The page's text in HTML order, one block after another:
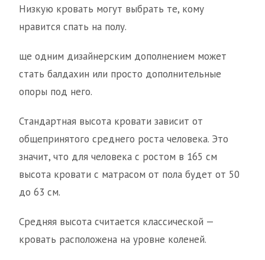
Низкую кровать могут выбрать те, кому
нравится спать на полу.
ще одним дизайнерским дополнением может
стать балдахин или просто дополнительные
опоры под него.
Стандартная высота кровати зависит от
общепринятого среднего роста человека. Это
значит, что для человека с ростом в 165 см
высота кровати с матрасом от пола будет от 50
до 63 см.
Средняя высота считается классической —
кровать расположена на уровне коленей.